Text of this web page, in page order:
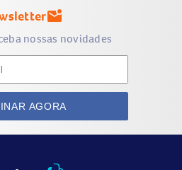
mark_email_unread
nossas novidades
AGORA